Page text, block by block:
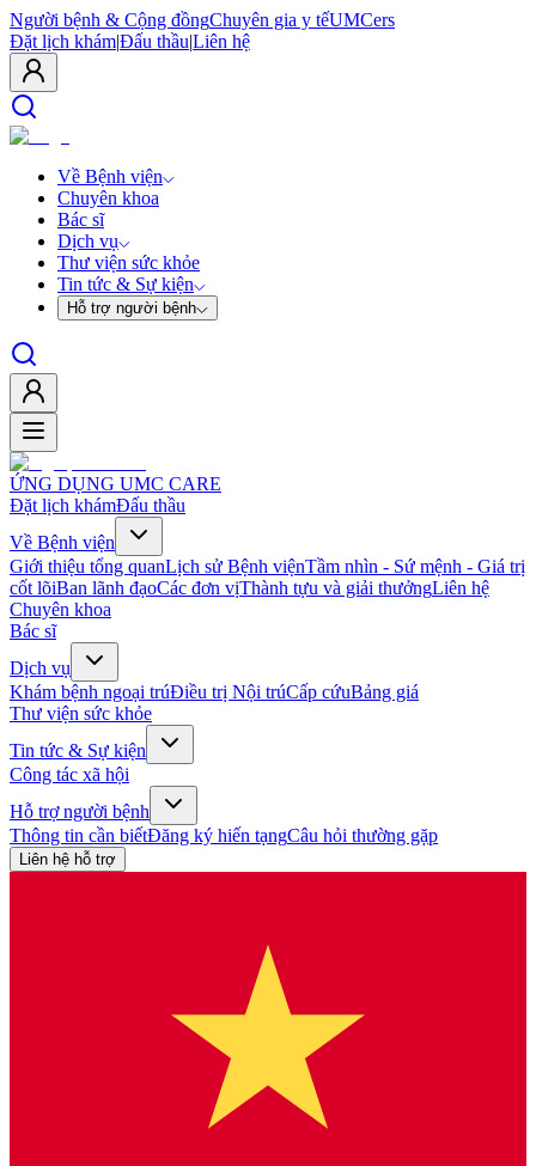
Người bệnh & Cộng đồngChuyên gia y tếUMCers
Đặt lịch khám|Đấu thầu|Liên hệ
Về Bệnh viện
Chuyên khoa
Bác sĩ
Dịch vụ
Thư viện sức khỏe
Tin tức & Sự kiện
Hỗ trợ người bệnh
ỨNG DỤNG UMC CARE
Đặt lịch khámĐấu thầu
Về Bệnh viện
Giới thiệu tổng quanLịch sử Bệnh việnTầm nhìn - Sứ mệnh - Giá trị
cốt lõiBan lãnh đạoCác đơn vịThành tựu và giải thưởngLiên hệ
Chuyên khoa
Bác sĩ
Dịch vụ
Khám bệnh ngoại trúĐiều trị Nội trúCấp cứuBảng giá
Thư viện sức khỏe
Tin tức & Sự kiện
Công tác xã hội
Hỗ trợ người bệnh
Thông tin cần biếtĐăng ký hiến tạngCâu hỏi thường gặp
Liên hệ hỗ trợ